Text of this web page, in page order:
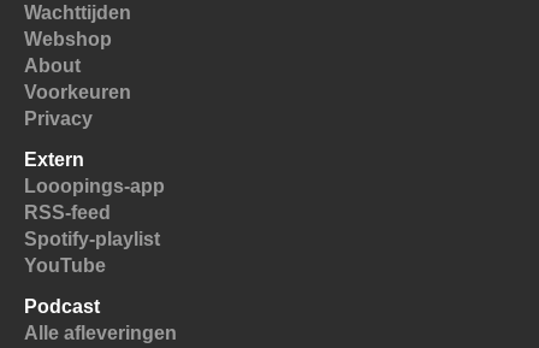
Wachttijden
Webshop
About
Voorkeuren
Privacy
Extern
Looopings-app
RSS-feed
Spotify-playlist
YouTube
Podcast
Alle afleveringen